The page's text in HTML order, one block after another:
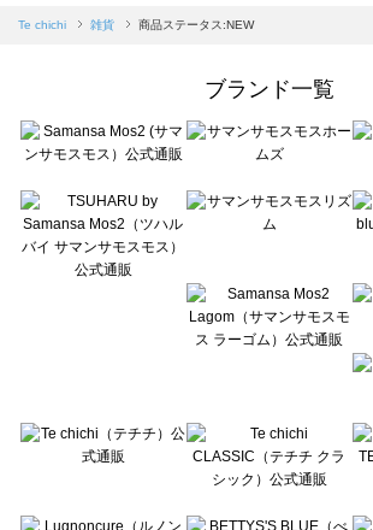
Samansa Mos2 blue（サマンサモスモス ブルー）の雑貨一覧
sō4ū（ソウフォーユー）の雑貨一覧
Te chichi（テチチ）の雑貨一覧
Te chichi CLASSIC（テチチ クラシック）の雑貨一覧
Lugnoncure（ルノンキュール）の雑貨一覧
BETTY'S BLUE（べティーズブルー）の雑貨一覧
Wpc.（ワールドパーティー）の雑貨一覧
Te chichi 雑貨 商品ステータス:NEW
ブランド一覧